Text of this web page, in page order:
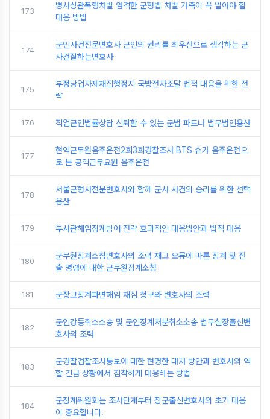
173
병사상관폭행처벌 엄격한 군형법 처벌 가족이 꼭 알아야 할
대응 방법
174
군인사건전문변호사 군인의 권리를 최우선으로 생각하는 군
사건잘하는변호사
175
부정당업자제재집행정지 국방전자조달 법적 대응을 위한 전
략
176 직업군인법률상담 신뢰할 수 있는 군법 파트너 법무법인용산
177
현역군무원음주운전2회3회경찰조사 BTS 슈가 음주운전으
로 본 공익근무요원 음주운전
178
서울군형사전문변호사와 함께 군사 사건의 승리를 위한 선택
용산
179 부사관해임징계방어 전략 효과적인 대응방안과 법적 대응
180
군무원징계소청변호사의 조력 재고 오류에 따른 징계 및 전
출 명령에 대한 군무원징계소청
181 군장교징계파면해임 재심 청구와 변호사의 조력
182
군인강등취소소송 및 군인징계처분취소소송 법무실장출신변
호사의 조력
183
군경찰검찰조사통보에 대한 현명한 대처 방안과 변호사의 역
할 긴급 상황에서 침착하게 대응하는 방법
184
군징계위원회는 조사단계부터 장군출신변호사의 초기 대응
이 중요합니다.